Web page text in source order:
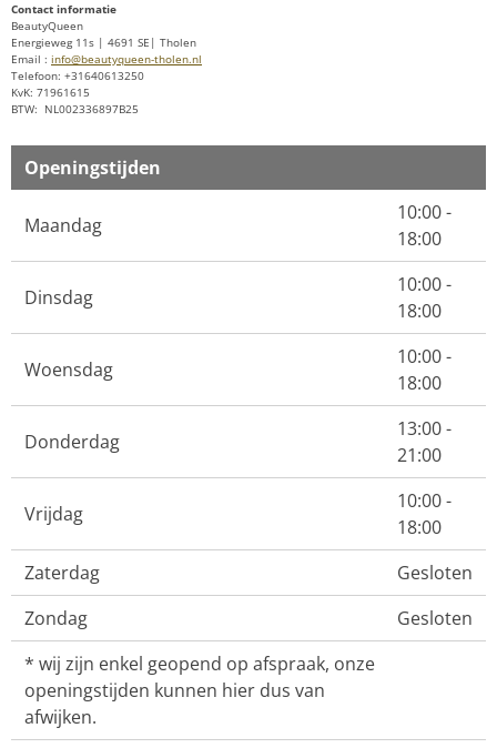
Contact informatie
BeautyQueen
Energieweg 11s | 4691 SE| Tholen
Email : info@beautyqueen-tholen.nl
Telefoon: +31640613250
KvK: 71961615
BTW: NL002336897B25
Openingstijden
Maandag
10:00 -
18:00
Dinsdag
10:00 -
18:00
Woensdag
10:00 -
18:00
Donderdag
13:00 -
21:00
Vrijdag
10:00 -
18:00
Zaterdag
Gesloten
Zondag
Gesloten
* wij zijn enkel geopend op afspraak, onze
openingstijden kunnen hier dus van
afwijken.